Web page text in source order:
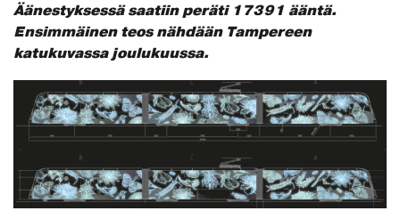
Äänestyksessä saatiin peräti 17391 ääntä.
Ensimmäinen teos nähdään Tampereen
katukuvassa joulukuussa.